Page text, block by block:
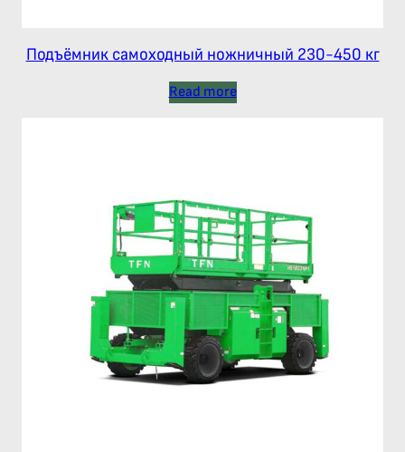
Подъёмник самоходный ножничный 230-450 кг
Read more